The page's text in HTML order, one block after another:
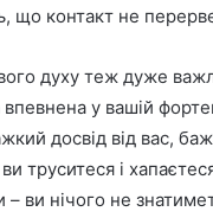
що контакт не
духу теж дуже
у вашій
досвід від вас,
труситеся і
– ви нічого не